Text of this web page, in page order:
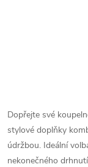
Dopřejte své
stylové doplňky
údržbou. Ideální
nekonečného